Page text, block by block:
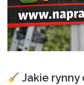
Jakie rynny